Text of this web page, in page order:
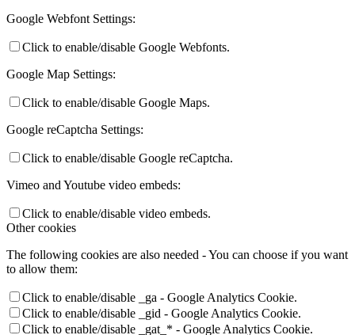
Google Webfont Settings:
Click to enable/disable Google Webfonts.
Google Map Settings:
Click to enable/disable Google Maps.
Google reCaptcha Settings:
Click to enable/disable Google reCaptcha.
Vimeo and Youtube video embeds:
Click to enable/disable video embeds.
Other cookies
The following cookies are also needed - You can choose if you want
to allow them:
Click to enable/disable _ga - Google Analytics Cookie.
Click to enable/disable _gid - Google Analytics Cookie.
Click to enable/disable _gat_* - Google Analytics Cookie.